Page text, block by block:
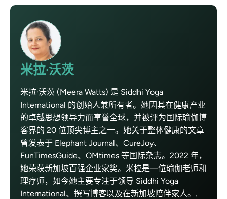
米拉·沃茨
米拉·沃茨 (Meera Watts) 是 Siddhi Yoga
International 的创始人兼所有者。她因其在健康产业
的卓越思想领导力而享誉全球，并被评为国际瑜伽博
客界的 20 位顶尖博主之一。她关于整体健康的文章
曾发表于 Elephant Journal、CureJoy、
FunTimesGuide、OMtimes 等国际杂志。2022 年，
她荣获新加坡百强企业家奖。米拉是一位瑜伽老师和
理疗师，如今她主要专注于领导 Siddhi Yoga
International、撰写博客以及在新加坡陪伴家人。.